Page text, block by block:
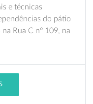
e técnicas
do pátio
Rua C nº 109, na